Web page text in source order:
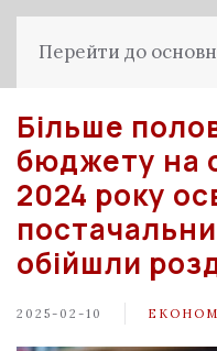
Перейти до
Більше
бюджету на
2024 року
обійшли
2025-02-10